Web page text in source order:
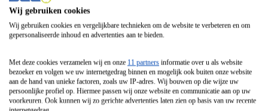
Airfryer
Frituurpan
Contactgrill
Broodbakmachine
Broodrooster
Wij gebruiken cookies
Wij gebruiken cookies en vergelijkbare technieken om de website te verbeteren en om
gepersonaliseerde inhoud en advertenties aan te bieden.
Met deze cookies verzamelen wij en onze 11 partners informatie over u als website
bezoeker en volgen we uw internetgedrag binnen en mogelijk ook buiten onze website
aan de hand van unieke factoren, zoals uw IP-adres. Wij bouwen op die wijze uw
persoonlijke profiel op. Hiermee passen wij onze website en communicatie aan op uw
voorkeuren. Ook kunnen wij zo gerichte advertenties laten zien op basis van uw recente